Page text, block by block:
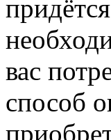
вас
способ